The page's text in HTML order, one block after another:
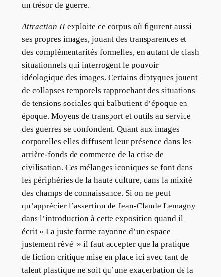
un trésor de guerre.
Attraction IIexploite ce corpus où figurent aussi
ses propres images, jouant des transparences et
des complémentarités formelles, en autant de clash
situationnels qui interrogent le pouvoir
idéologique des images. Certains diptyques jouent
de collapses temporels rapprochant des situations
de tensions sociales qui balbutient d’époque en
époque. Moyens de transport et outils au service
des guerres se confondent. Quant aux images
corporelles elles diffusent leur présence dans les
arrière-fonds de commerce de la crise de
civilisation. Ces mélanges iconiques se font dans
les périphéries de la haute culture, dans la mixité
des champs de connaissance. Si on ne peut
qu’apprécier l’assertion de Jean-Claude Lemagny
dans l’introduction à cette exposition quand il
écrit « La juste forme rayonne d’un espace
justement rêvé. » il faut accepter que la pratique
de fiction critique mise en place ici avec tant de
talent plastique ne soit qu’une exacerbation de la